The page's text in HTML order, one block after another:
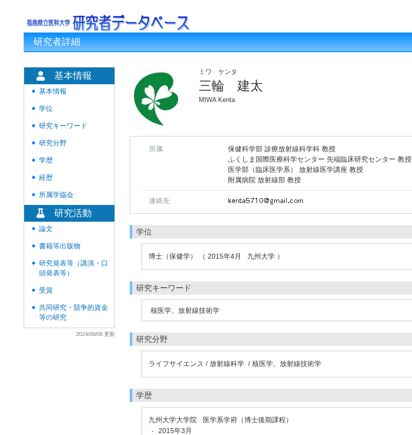
研究者詳細
基本情報
◆ 基本情報
◆ 学位
◆ 研究キーワード
◆ 研究分野
◆ 学歴
◆ 経歴
◆ 所属学協会
研究活動
◆ 論文
◆ 書籍等出版物
◆
研究発表等（講演・口
頭発表等）
◆ 受賞
◆
共同研究・競争的資金
等の研究
2024/09/06 更新
ミワ ケンタ
三輪 建太
MIWA Kenta
所属
保健科学部 診療放射線科学科 教授
ふくしま国際医療科学センター 先端臨床研究センター 教授
医学部（臨床医学系） 放射線医学講座 教授
附属病院 放射線部 教授
連絡先
学位
博士（保健学） （ 2015年4月 九州大学 ）
研究キーワード
核医学、放射線技術学
研究分野
ライフサイエンス / 放射線科学 / 核医学、放射線技術学
学歴
九州大学大学院 医学系学府（博士後期課程）
- 2015年3月